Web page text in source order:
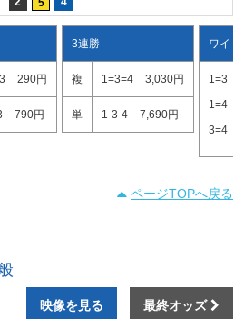
290円
790円
3連勝
複 1=3=4 3,030円
単 1-3-4 7,690円
ワイド
1=3
1=4
3=4
ページTOPへ戻る
映像を見る 最終オッズ